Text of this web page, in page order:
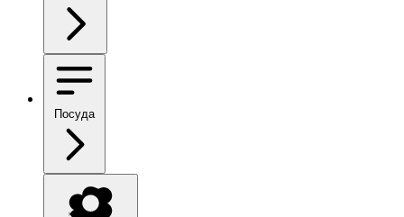
Посуда